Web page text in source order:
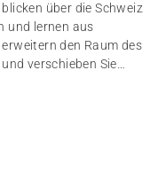
über die Schweiz
und lernen aus
den Raum des
verschieben Sie